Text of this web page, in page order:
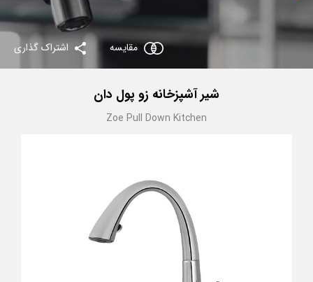
مقایسه اشتراک گذاری
شیر آشپزخانه زو پول دان
Zoe Pull Down Kitchen